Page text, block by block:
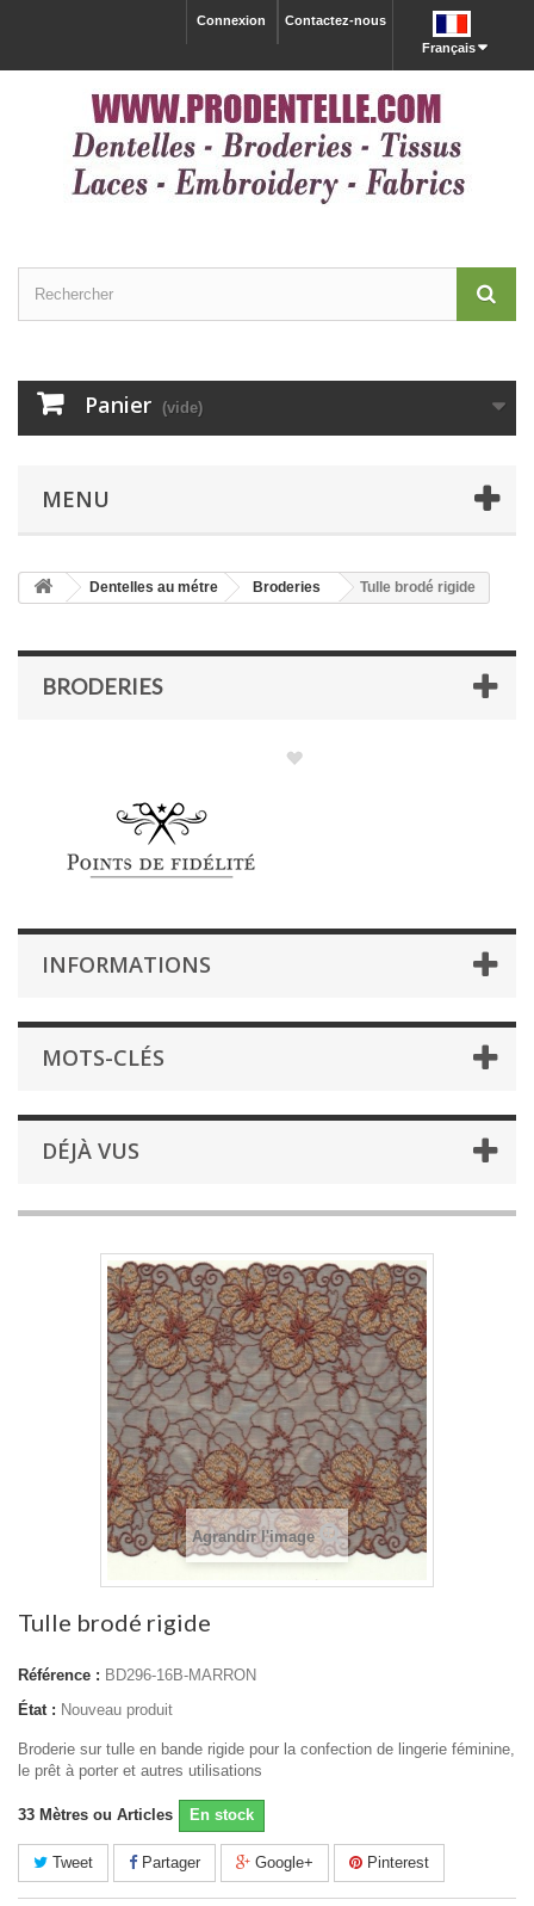
Français
Contactez-nous
Connexion
Panier (vide)
MENU
Dentelles au métre Broderies Tulle brodé rigide
BRODERIES
INFORMATIONS
MOTS-CLÉS
DÉJÀ VUS
Agrandir l'image
Tulle brodé rigide
Référence : BD296-16B-MARRON
État : Nouveau produit
Broderie sur tulle en bande rigide pour la confection de lingerie féminine,
le prêt à porter et autres utilisations
33 Mètres ou Articles En stock
Tweet Partager Google+ Pinterest